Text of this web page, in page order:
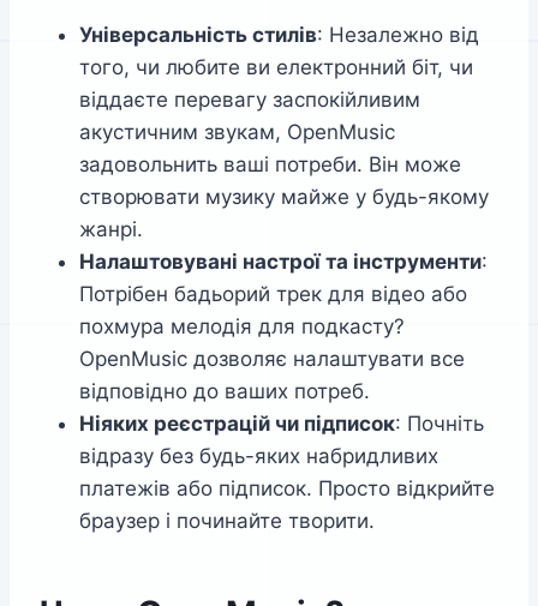
Універсальність стилів: Незалежно від
того, чи любите ви електронний біт, чи
віддаєте перевагу заспокійливим
акустичним звукам, OpenMusic
задовольнить ваші потреби. Він може
створювати музику майже у будь-якому
жанрі.
Налаштовувані настрої та інструменти:
Потрібен бадьорий трек для відео або
похмура мелодія для подкасту?
OpenMusic дозволяє налаштувати все
відповідно до ваших потреб.
Ніяких реєстрацій чи підписок: Почніть
відразу без будь-яких набридливих
платежів або підписок. Просто відкрийте
браузер і починайте творити.